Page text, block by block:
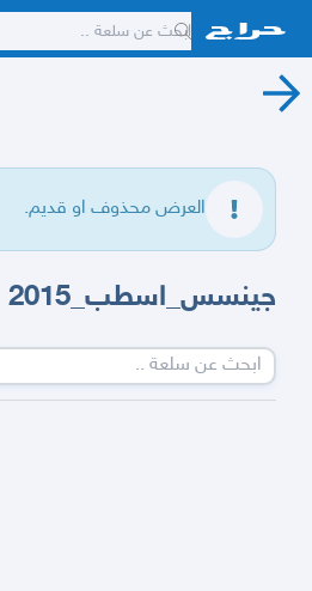
العرض محذوف او قديم.
جينسس_اسطب_2015